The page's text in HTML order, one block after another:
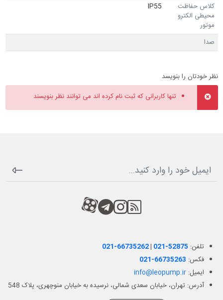
کلاس حفاظت
محیطی الکترو
موتور
IP55
صدا
نظر خودتان را بنویسد
تنها کاربرانی که ثبت نام کرده اند می توانند نظر بنویسند
RSS
کانال آپارات
کانال تلگرام
کانال آپارات
تلفن: 021-66735262| 021-52875
فکس: 021-66735263
ایمیل:info@leopump.ir
آدرس: تهران، خیابان سعدی شمالی، نرسیده به خیابان منوچهری، پلاک 548